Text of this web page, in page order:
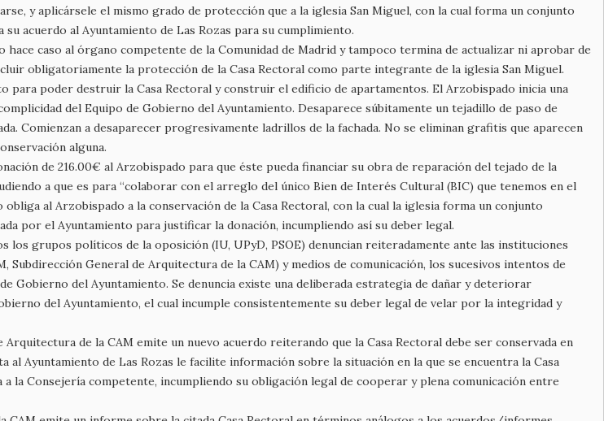
y aplicársele el mismo grado de protección que a la iglesia San Miguel, con la cual forma un conjunto
acuerdo al Ayuntamiento de Las Rozas para su cumplimiento.
caso al órgano competente de la Comunidad de Madrid y tampoco termina de actualizar ni aprobar de
obligatoriamente la protección de la Casa Rectoral como parte integrante de la iglesia San Miguel.
para poder destruir la Casa Rectoral y construir el edificio de apartamentos. El Arzobispado inicia una
del Equipo de Gobierno del Ayuntamiento. Desaparece súbitamente un tejadillo de paso de
Comienzan a desaparecer progresivamente ladrillos de la fachada. No se eliminan grafitis que aparecen
alguna.
de 216.00€ al Arzobispado para que éste pueda financiar su obra de reparación del tejado de la
a que es para “colaborar con el arreglo del único Bien de Interés Cultural (BIC) que tenemos en el
al Arzobispado a la conservación de la Casa Rectoral, con la cual la iglesia forma un conjunto
por el Ayuntamiento para justificar la donación, incumpliendo así su deber legal.
los grupos políticos de la oposición (IU, UPyD, PSOE) denuncian reiteradamente ante las instituciones
General de Arquitectura de la CAM) y medios de comunicación, los sucesivos intentos de
Gobierno del Ayuntamiento. Se denuncia existe una deliberada estrategia de dañar y deteriorar
del Ayuntamiento, el cual incumple consistentemente su deber legal de velar por la integridad y
de la CAM emite un nuevo acuerdo reiterando que la Casa Rectoral debe ser conservada en
Ayuntamiento de Las Rozas le facilite información sobre la situación en la que se encuentra la Casa
la Consejería competente, incumpliendo su obligación legal de cooperar y plena comunicación entre